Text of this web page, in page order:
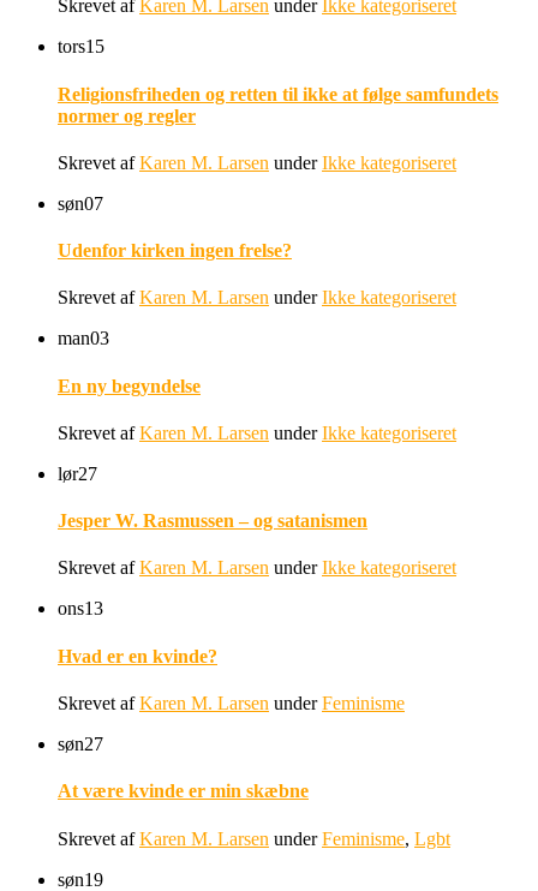
Skrevet af Karen M. Larsen under Ikke kategoriseret
tors15
Religionsfriheden og retten til ikke at følge samfundets
normer og regler
Skrevet afKaren M. Larsen underIkke kategoriseret
søn07
Udenfor kirken ingen frelse?
Skrevet afKaren M. Larsen underIkke kategoriseret
man03
En ny begyndelse
Skrevet afKaren M. Larsen underIkke kategoriseret
lør27
Jesper W. Rasmussen – og satanismen
Skrevet afKaren M. Larsen underIkke kategoriseret
ons13
Hvad er en kvinde?
Skrevet afKaren M. Larsen underFeminisme
søn27
At være kvinde er min skæbne
Skrevet afKaren M. Larsen underFeminisme, Lgbt
søn19